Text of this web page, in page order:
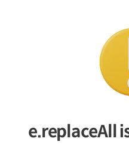
e.replaceAll